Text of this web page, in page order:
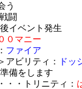
う
闘
イベント発生
０マニー
ファイア
ビリティ：
ドッ
備をします
・トリニティ：